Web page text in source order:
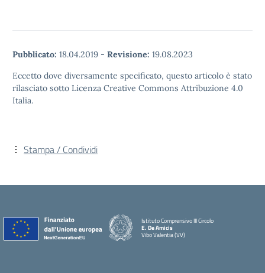
Pubblicato: 18.04.2019 - Revisione: 19.08.2023
Eccetto dove diversamente specificato, questo articolo è stato
rilasciato sotto Licenza Creative Commons Attribuzione 4.0
Italia.
Stampa / Condividi
Istituto Comprensivo III Circolo
E. De Amicis
Vibo Valentia (VV)